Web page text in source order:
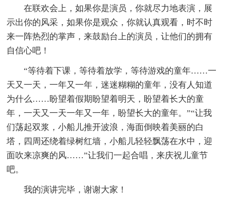
在联欢会上，如果你是演员，你就尽力地表演，展
示出你的风采，如果你是观众，你就认真观看，时不时
来一阵热烈的掌声，来鼓励台上的演员，让他们的拥有
自信心吧！
“等待着下课，等待着放学，等待游戏的童年……一
天又一天，一年又一年，迷迷糊糊的童年，没有人知道
为什么……盼望着假期盼望着明天，盼望着长大的童
年，一天又一天一年又一年，盼望长大的童年。”“让我
们荡起双浆，小船儿推开波浪，海面倒映着美丽的白
塔，四周还绕着绿树红墙，小船儿轻轻飘荡在水中，迎
面吹来凉爽的风……”让我们一起合唱，来庆祝儿童节
吧。
我的演讲完毕，谢谢大家！